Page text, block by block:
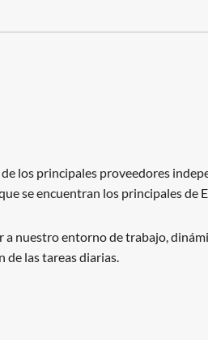
los principales proveedores
se encuentran los principales de
nuestro entorno de trabajo,
de las tareas diarias.